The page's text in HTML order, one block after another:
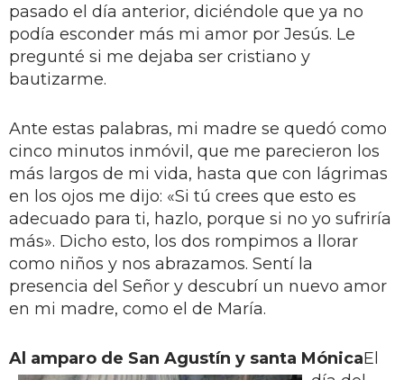
pasado el día anterior, diciéndole que ya no
podía esconder más mi amor por Jesús. Le
pregunté si me dejaba ser cristiano y
bautizarme.
Ante estas palabras, mi madre se quedó como
cinco minutos inmóvil, que me parecieron los
más largos de mi vida, hasta que con lágrimas
en los ojos me dijo: «Si tú crees que esto es
adecuado para ti, hazlo, porque si no yo sufriría
más». Dicho esto, los dos rompimos a llorar
como niños y nos abrazamos. Sentí la
presencia del Señor y descubrí un nuevo amor
en mi madre, como el de María.
Al amparo de San Agustín y santa MónicaEl